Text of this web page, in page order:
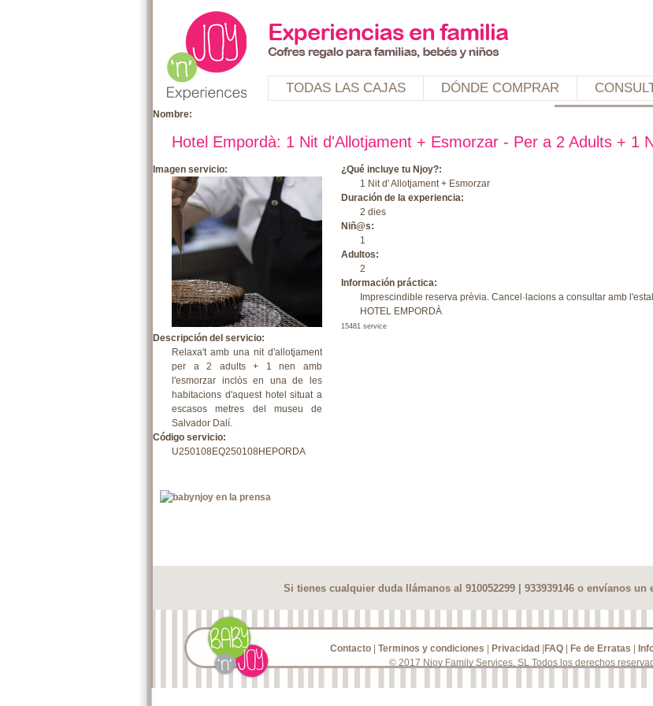
TODAS LAS CAJAS DÓNDE COMPRAR
Nombre:
Hotel Empordà: 1 Nit d'Allotjament + Esmorzar - Per a 2 Adults + 1
Imagen servicio:
Descripción del servicio:
Relaxa't amb una nit d'allotjament
per a 2 adults + 1 nen amb
l'esmorzar inclòs en una de les
habitacions d'aquest hotel situat a
escasos metres del museu de
Salvador Dalí.
¿Qué incluye tu Njoy?:
1 Nit d' Allotjament + Esmorzar
Duración de la experiencia:
2 dies
Niñ@s:
1
Adultos:
2
Información práctica:
Imprescindible reserva prèvia. Cancel·lacions a consultar amb
HOTEL EMPORDÀ
15481 service
Código servicio:
U250108EQ250108HEPORDA
Si tienes cualquier duda llámanos al 910052299 | 933939146 o envíanos un
Contacto| Terminos y condiciones | Privacidad|FAQ| Fe de Erratas |
© 2017 Njoy Family Services, SL Todos los derechos